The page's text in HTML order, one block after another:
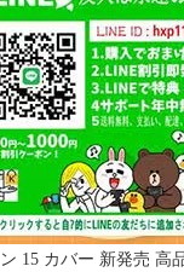
15 カバー 新発売 高